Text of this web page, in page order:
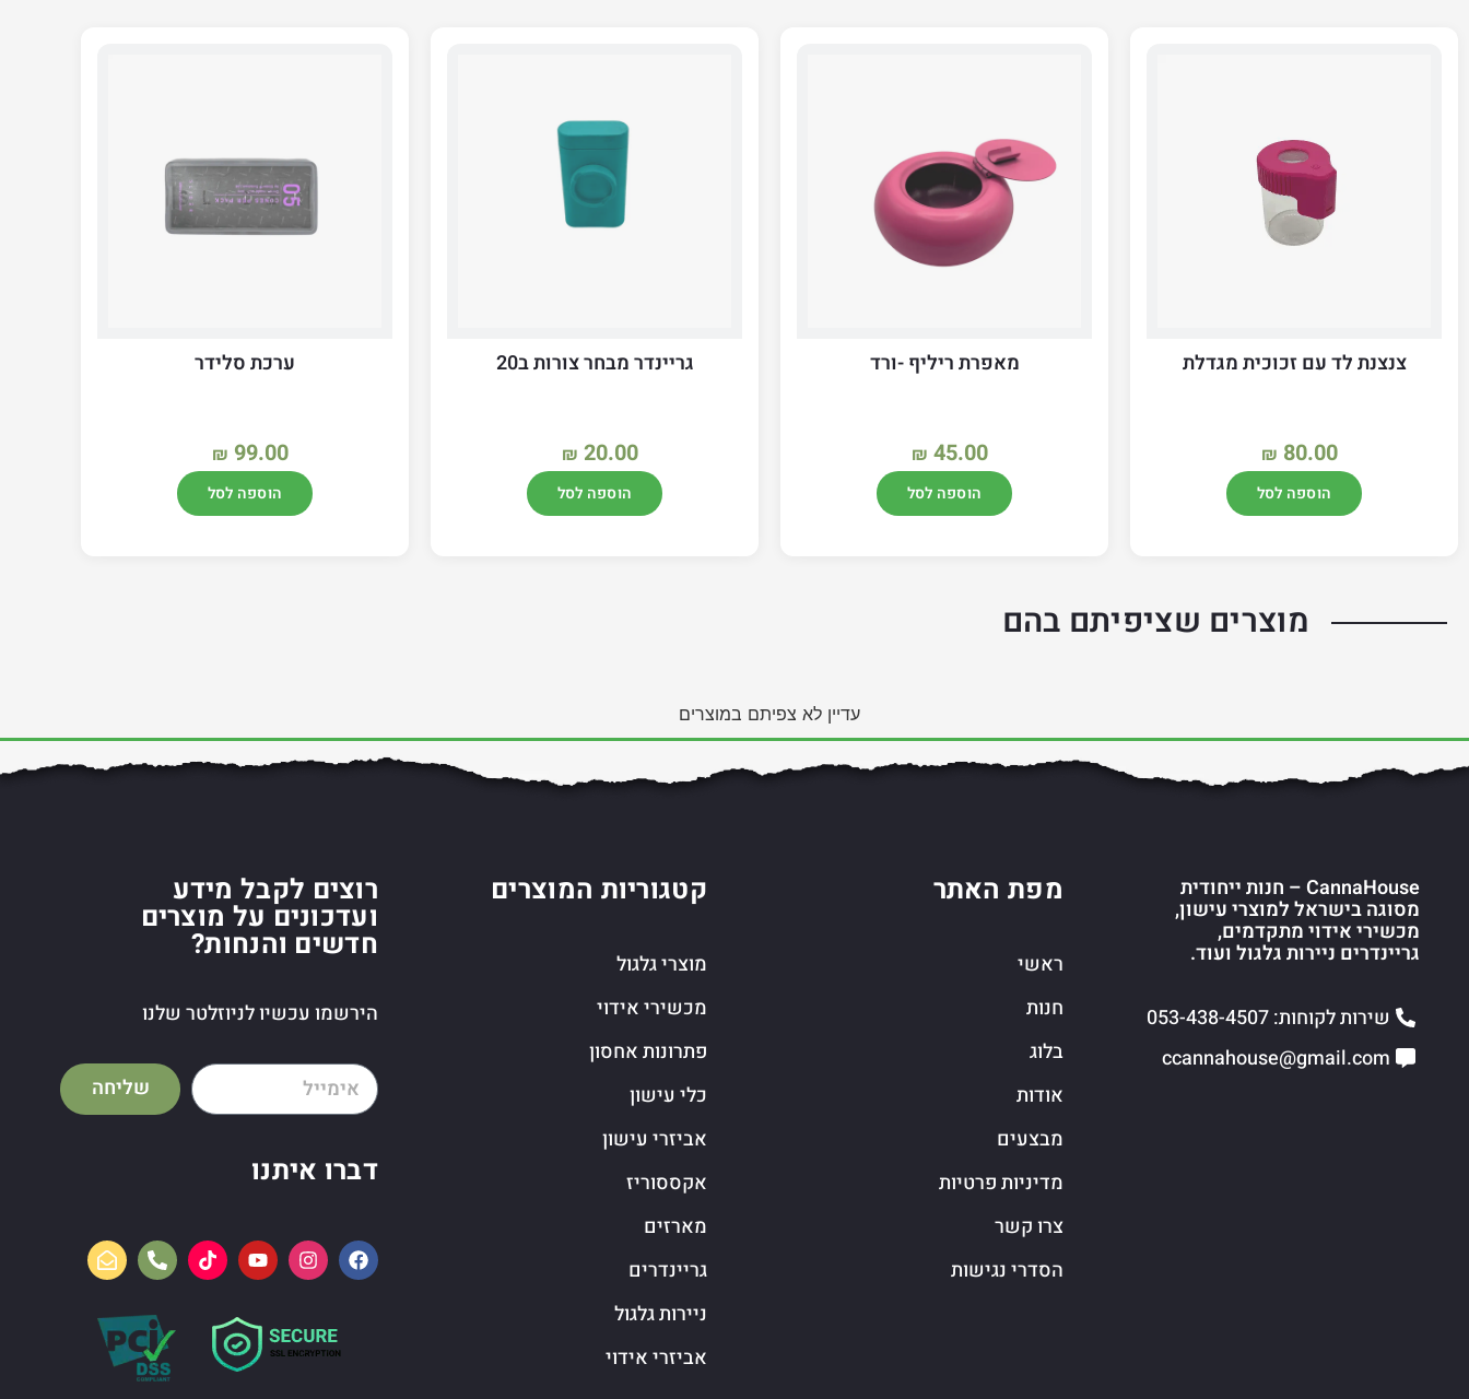
צנצנת לד עם זכוכית מגדלת
₪ 80.00
הוספה לסל
מאפרת ריליף -ורד
₪ 45.00
הוספה לסל
גריינדר מבחר צורות ב20
₪ 20.00
הוספה לסל
ערכת סלידר
₪ 99.00
הוספה לסל
מוצרים שציפיתם בהם
עדיין לא צפיתם במוצרים
CannaHouse – חנות ייחודית
מסוגה בישראל למוצרי עישון,
מכשירי אידוי מתקדמים,
גריינדרים ניירות גלגול ועוד.
שירות לקוחות: 053-438-4507
ccannahouse@gmail.com
מפת האתר
ראשי
חנות
בלוג
אודות
מבצעים
מדיניות פרטיות
צרו קשר
הסדרי נגישות
קטגוריות המוצרים
מוצרי גלגול
מכשירי אידוי
פתרונות אחסון
כלי עישון
אביזרי עישון
אקססוריז
מארזים
גריינדרים
ניירות גלגול
אביזרי אידוי
רוצים לקבל מידע
ועדכונים על מוצרים
חדשים והנחות?
הירשמו עכשיו לניוזלטר שלנו
שליחה
דברו איתנו